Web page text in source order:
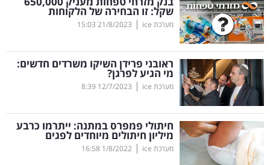
עסקי
ספורט
קריירה
ולימודים
מינויים
רייטינג
שקל: זו הבחירה של הלקוחות
מערכת ice |
21/8/2023
15:03
ראובני פרידן השיקו משרדים חדשים:
מי הגיע לפרגן?
מערכת ice |
12/7/2023
8:39
חיתולי פמפרס במתנה: ייתרמו כרבע
מיליון חיתולים מיוחדים לפגים
מערכת ice |
1/8/2022
16:58